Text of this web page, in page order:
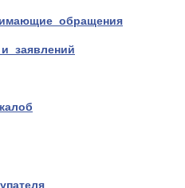
обращения
заявлений